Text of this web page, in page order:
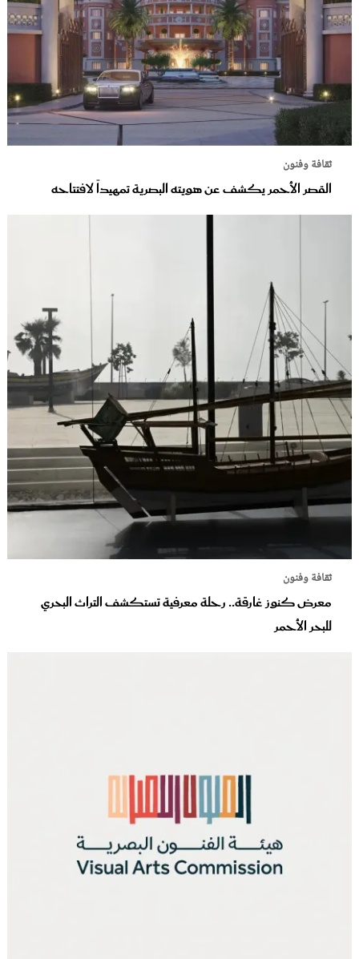
ثقافة وفنون
القصر الأحمر يكشف عن هويته البصرية تمهيداً لافتتاحه
ثقافة وفنون
معرض كنوز غارقة.. رحلة معرفية تستكشف التراث البحري
للبحر الأحمر